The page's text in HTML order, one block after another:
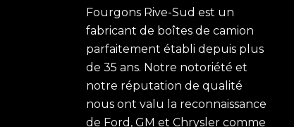
Fourgons Rive-Sud est un
fabricant de boîtes de camion
parfaitement établi depuis plus
de 35 ans. Notre notoriété et
notre réputation de qualité
nous ont valu la reconnaissance
de Ford, GM et Chrysler comme